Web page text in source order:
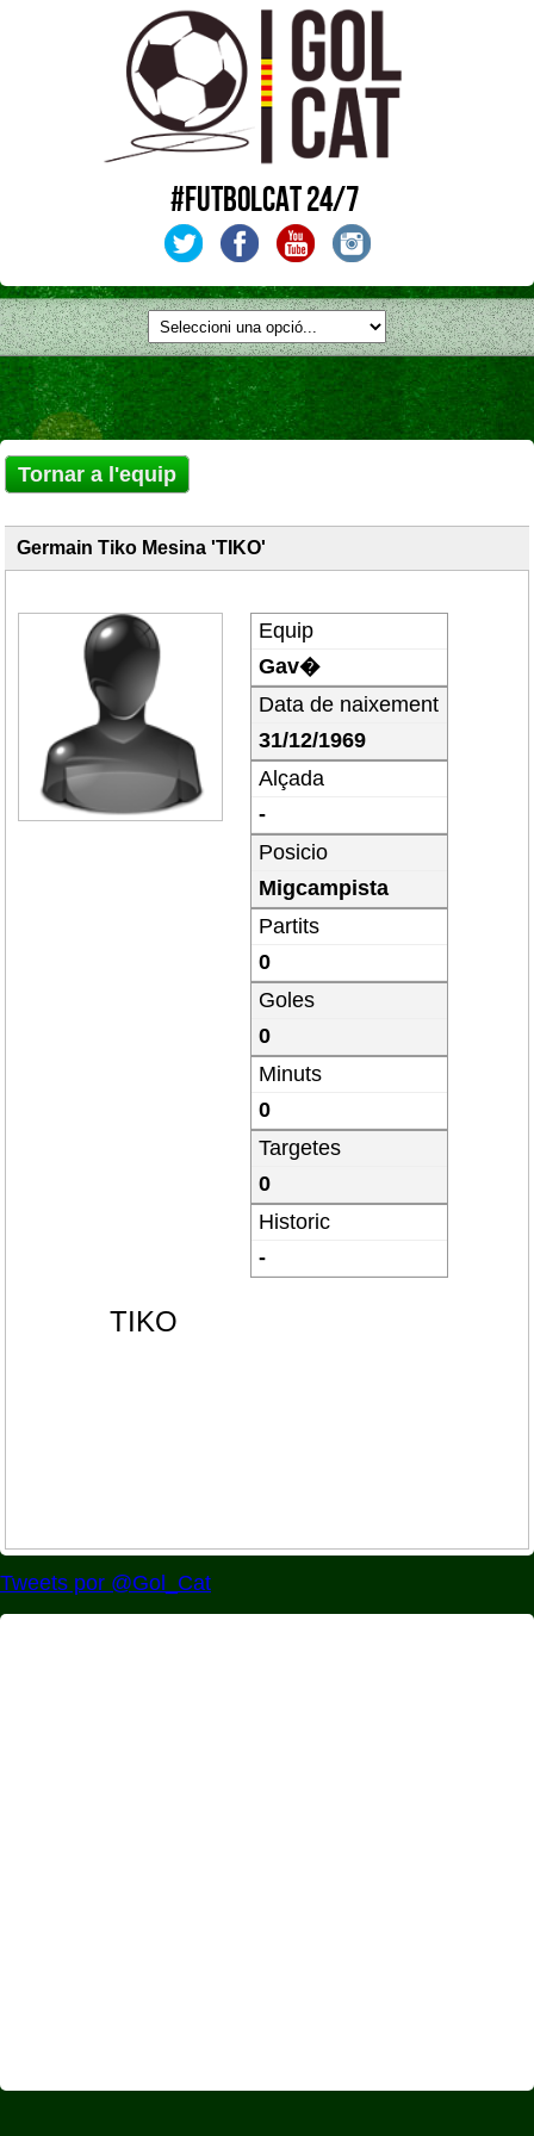
#FUTBOLCAT 24/7
Tornar a l'equip
Germain Tiko Mesina 'TIKO'
Equip
Gav�
Data de naixement
31/12/1969
Alçada
-
Posicio
Migcampista
Partits
0
Goles
0
Minuts
0
Targetes
0
Historic
-
TIKO
Tweets por @Gol_Cat